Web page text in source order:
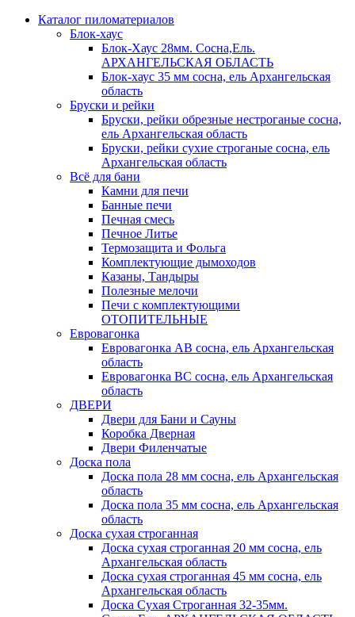
Каталог пиломатериалов
Блок-хаус
Блок-Хаус 28мм. Сосна,Ель.
АРХАНГЕЛЬСКАЯ ОБЛАСТЬ
Блок-хаус 35 мм сосна, ель Архангельская
область
Бруски и рейки
Бруски, рейки обрезные нестроганые сосна,
ель Архангельская область
Бруски, рейки сухие строганые сосна, ель
Архангельская область
Всё для бани
Камни для печи
Банные печи
Печная смесь
Печное Литье
Термозащита и Фольга
Комплектующие дымоходов
Казаны, Тандыры
Полезные мелочи
Печи с комплектующими
ОТОПИТЕЛЬНЫЕ
Евровагонка
Евровагонка АВ сосна, ель Архангельская
область
Евровагонка ВС сосна, ель Архангельская
область
ДВЕРИ
Двери для Бани и Сауны
Коробка Дверная
Двери Филенчатые
Доска пола
Доска пола 28 мм сосна, ель Архангельская
область
Доска пола 35 мм сосна, ель Архангельская
область
Доска сухая строганная
Доска сухая строганная 20 мм сосна, ель
Архангельская область
Доска сухая строганная 45 мм сосна, ель
Архангельская область
Доска Сухая Строганная 32-35мм.